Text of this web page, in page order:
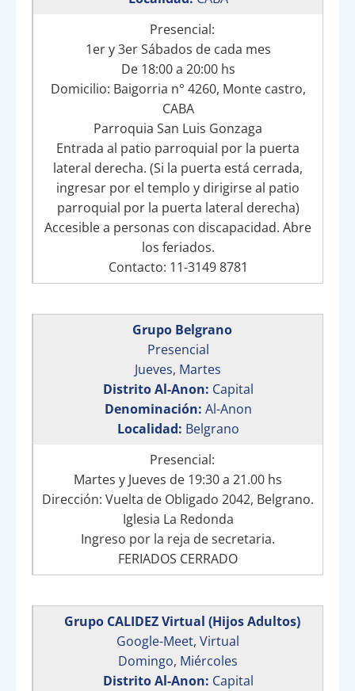
Presencial:
1er y 3er Sábados de cada mes
De 18:00 a 20:00 hs
Domicilio: Baigorria n° 4260, Monte castro,
CABA
Parroquia San Luis Gonzaga
Entrada al patio parroquial por la puerta
lateral derecha. (Si la puerta está cerrada,
ingresar por el templo y dirigirse al patio
parroquial por la puerta lateral derecha)
Accesible a personas con discapacidad. Abre
los feriados.
Contacto: 11-3149 8781
Grupo Belgrano
Presencial
Jueves, Martes
Distrito Al-Anon: Capital
Denominación: Al-Anon
Localidad: Belgrano
Presencial:
Martes y Jueves de 19:30 a 21.00 hs
Dirección: Vuelta de Obligado 2042, Belgrano.
Iglesia La Redonda
Ingreso por la reja de secretaria.
FERIADOS CERRADO
Grupo CALIDEZ Virtual (Hijos Adultos)
Google-Meet, Virtual
Domingo, Miércoles
Distrito Al-Anon: Capital